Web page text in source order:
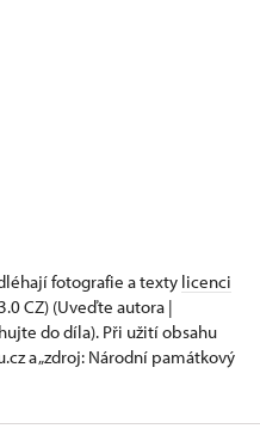
fotografie a texty licenci
CZ) (Uveďte autora |
do díla). Při užití obsahu
a „zdroj: Národní památkový